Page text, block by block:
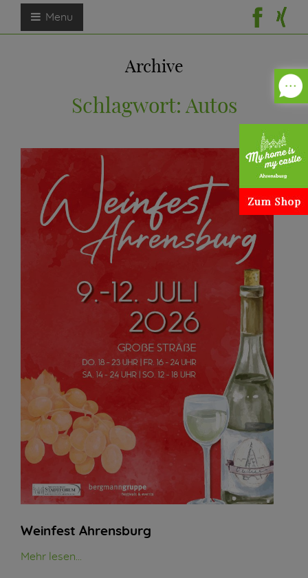
Menu
Archive
Schlagwort: Autos
Weinfest Ahrensburg
Mehr lesen...